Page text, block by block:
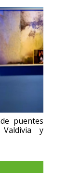
puentes
y